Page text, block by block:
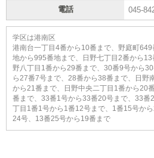
電話 045-
学区は港南区
港南台一丁目4番から10番まで、野庭町
地から995番地まで、日野七丁目2番から
野八丁目1番から29番まで、30番9号から
ら27番7号まで、28番から38番まで、日野
から21番まで、日野中央二丁目1番から20
番まで、33番1号から33番20号まで、33番
丁目1番1号から1番12号まで、1番15号か
24号、13番25号から19番まで